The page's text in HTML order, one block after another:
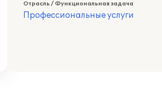
Отрасль / Функциональная задача
Профессиональные услуги